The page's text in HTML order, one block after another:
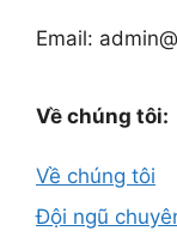
Email:
Về chúng tôi:
Về chúng tôi
Đội ngũ